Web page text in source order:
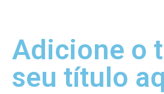
Adicione o
seu título